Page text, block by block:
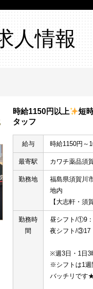
人情報
時給1150円以上
短
タッフ
給与 時給1150円～
最寄駅 カワチ薬品須
勤務地
福島県須賀川
地内
【大志軒・須
勤務時
間
昼シフト/①9
夜シフト/③17
※週3日・1日3
※シフトは1週
バッチリです